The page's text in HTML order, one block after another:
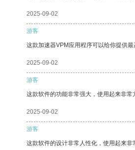
2025-09-02
游客
这款加速器VPM应用程序可以给你提供
2025-09-02
游客
这款软件的功能非常强大，使用起来非常
2025-09-02
游客
这款软件的设计非常人性化，使用起来非